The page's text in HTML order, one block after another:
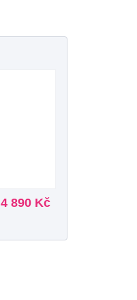
4 890 Kč